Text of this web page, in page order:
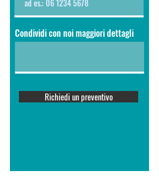
Condividi con noi maggiori dettagli
Richiedi un preventivo